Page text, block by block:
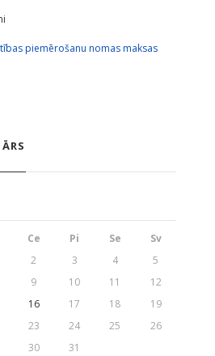
piemērošanu nomas maksas
Ce Pi Se
Sv
2 3 4
5
9 10 11
12
16 17 18
19
23 24 25
26
30
31